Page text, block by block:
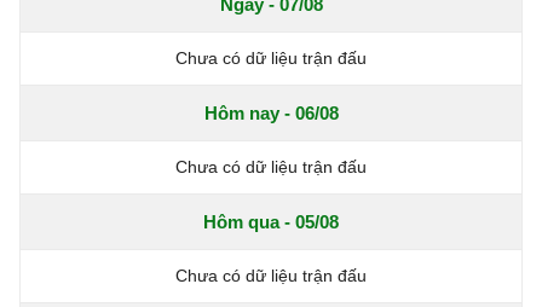
Chưa có dữ liệu trận đấu
Hôm nay - 06/08
Chưa có dữ liệu trận đấu
Hôm qua - 05/08
Chưa có dữ liệu trận đấu